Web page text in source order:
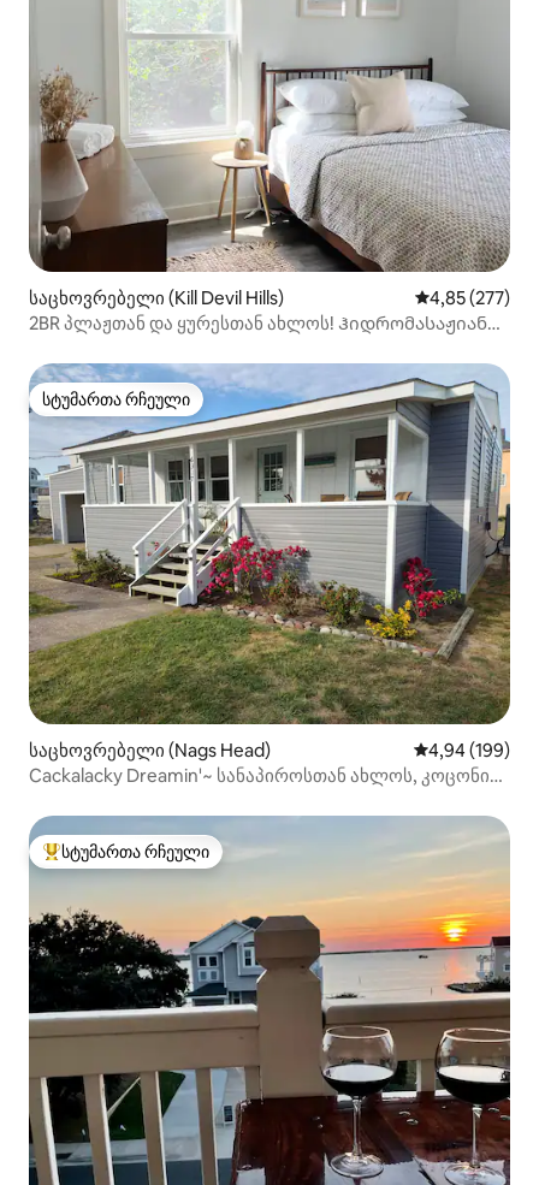
საცხოვრებელი (Kill Devil Hills) საშუალო
4,85 (277)
2BR პლაჟთან და ყურესთან ახლოს! Ჰიდრომასაჟიანი
სტუმართა რჩეული
სტუმართა რჩეული
საცხოვრებელი (Nags Head) საშუალო
4,94 (199)
Cackalacky Dreamin'~ სანაპიროსთან ახლოს, კოცონის
სტუმართა რჩეული მოწინავე ვარიანტი
სტუმართა რჩეული